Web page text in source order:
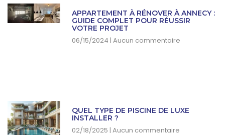
APPARTEMENT À RÉNOVER À ANNECY :
GUIDE COMPLET POUR RÉUSSIR
VOTRE PROJET
06/15/2024 Aucun commentaire
QUEL TYPE DE PISCINE DE LUXE
INSTALLER ?
02/18/2025 Aucun commentaire